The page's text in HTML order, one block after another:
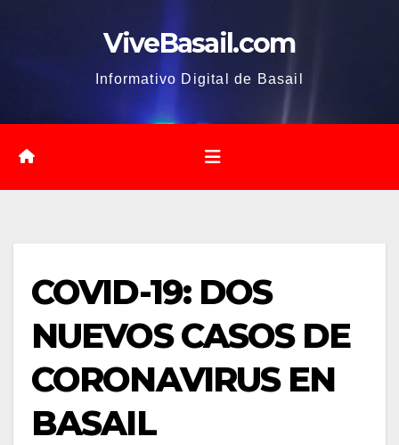
ViveBasail.com
Informativo Digital de Basail
COVID-19: DOS
NUEVOS CASOS DE
CORONAVIRUS EN
BASAIL